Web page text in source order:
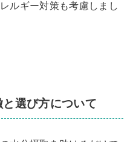
ルギー対策も考慮しまし
選び方について